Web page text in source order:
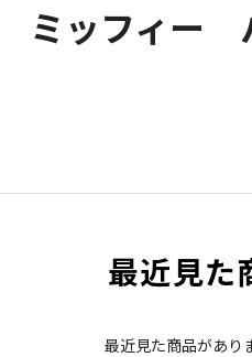
ミッフィー
最近見た
最近見た商品があり